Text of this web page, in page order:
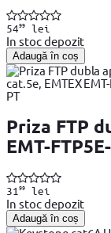
5499lei
In stoc depozit
Adaugă în coș
Priza FTP
EMT-
31 99lei
In stoc depozit
Adaugă în coș